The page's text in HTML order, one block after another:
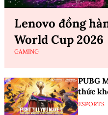
Lenovo đồng
World Cup 2026
GAMING
PUBG
thức
ESPORTS